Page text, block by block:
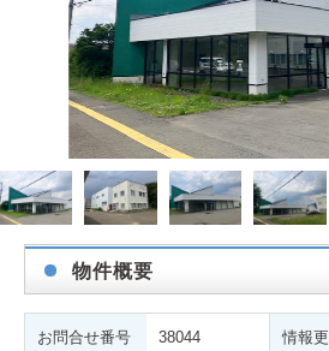
物件概要
お問合せ番号 38044 情報